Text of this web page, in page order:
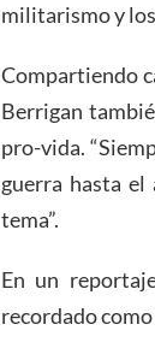
militarismo y los
Compartiendo
Berrigan
pro-vida.
guerra hasta
tema”.
En un
recordado como